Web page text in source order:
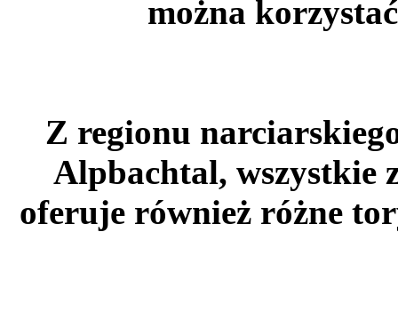
można
Z regionu
Alpbachtal, wszystkie
oferuje również różne